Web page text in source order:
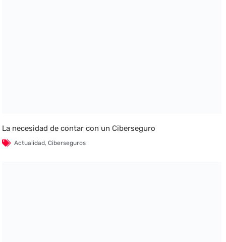
La necesidad de contar con un Ciberseguro
Actualidad,Ciberseguros